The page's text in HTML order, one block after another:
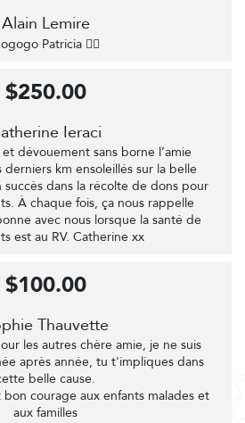
Alain Lemire
Patricia 🚴‍♀️
Ieraci
dévouement sans borne l’amie
derniers km ensoleillés sur la belle
dans la récolte de dons pour
À chaque fois, ça nous rappelle
avec nous lorsque la santé de
est au RV. Catherine xx
$250.00
Thauvette
les autres chère amie, je ne suis
après année, tu t'impliques dans
belle cause.
courage aux enfants malades et
aux familles
$100.00